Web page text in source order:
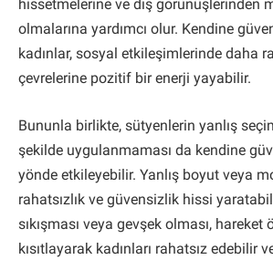
hissetmelerine ve dış görünüşlerinden
olmalarına yardımcı olur. Kendine
kadınlar, sosyal etkileşimlerinde daha
çevrelerine pozitif bir enerji yayabilir.
Bununla birlikte, sütyenlerin yanlış
şekilde uygulanmaması da kendine
yönde etkileyebilir. Yanlış boyut veya
rahatsızlık ve güvensizlik hissi
sıkışması veya gevşek olması, hareket
kısıtlayarak kadınları rahatsız edebilir